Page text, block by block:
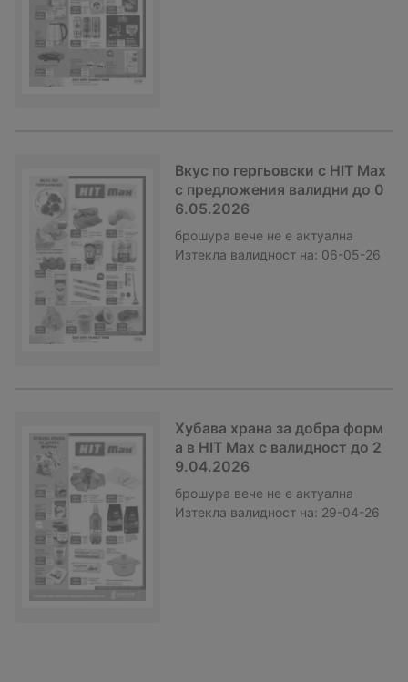
Вкус по гергьовски с HIT Max
с предложения валидни до 0
6.05.2026
брошура вече не е актуална
Изтекла валидност на: 06-05-26
Хубава храна за добра форм
а в HIT Max с валидност до 2
9.04.2026
брошура вече не е актуална
Изтекла валидност на: 29-04-26